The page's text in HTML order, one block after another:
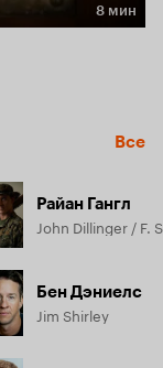
8 мин
Все
Райан Гангл
Бен Дэниелс
Jim Shirley